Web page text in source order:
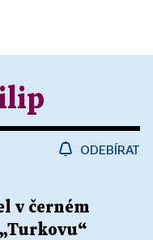
ODEBÍRAT
v černém